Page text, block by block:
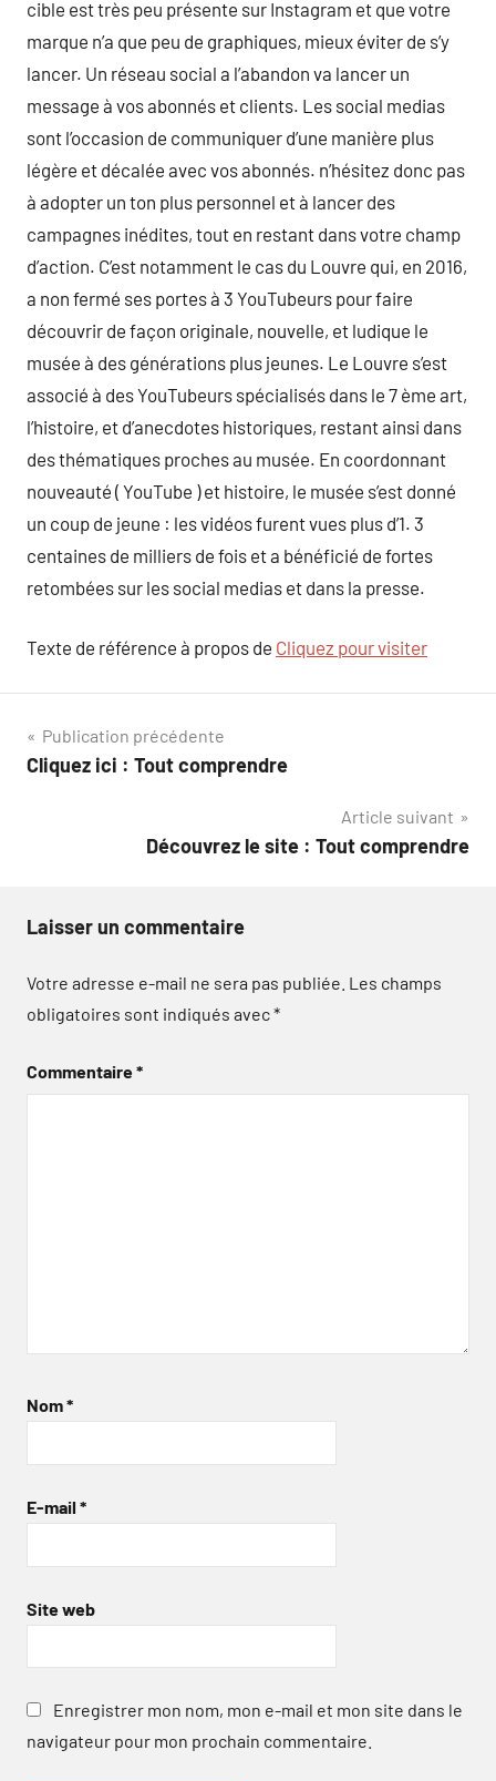
cible est très peu présente sur Instagram et que votre
marque n’a que peu de graphiques, mieux éviter de s’y
lancer. Un réseau social a l’abandon va lancer un
message à vos abonnés et clients. Les social medias
sont l’occasion de communiquer d’une manière plus
légère et décalée avec vos abonnés. n’hésitez donc pas
à adopter un ton plus personnel et à lancer des
campagnes inédites, tout en restant dans votre champ
d’action. C’est notamment le cas du Louvre qui, en 2016,
a non fermé ses portes à 3 YouTubeurs pour faire
découvrir de façon originale, nouvelle, et ludique le
musée à des générations plus jeunes. Le Louvre s’est
associé à des YouTubeurs spécialisés dans le 7 ème art,
l’histoire, et d’anecdotes historiques, restant ainsi dans
des thématiques proches au musée. En coordonnant
nouveauté ( YouTube ) et histoire, le musée s’est donné
un coup de jeune : les vidéos furent vues plus d’1. 3
centaines de milliers de fois et a bénéficié de fortes
retombées sur les social medias et dans la presse.
Texte de référence à propos de Cliquez pour visiter
Navigation
de
Publication précédente
Cliquez ici : Tout comprendre
Article suivant
Découvrez le site : Tout comprendre
Laisser un commentaire
Votre adresse e-mail ne sera pas publiée. Les champs
obligatoires sont indiqués avec*
Commentaire*
Nom*
E-mail *
Site web
Enregistrer mon nom, mon e-mail et mon site dans le
navigateur pour mon prochain commentaire.